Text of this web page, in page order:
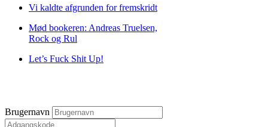
Vi kaldte afgrunden for fremskridt
Mød bookeren: Andreas Truelsen,
Rock og Rul
Let’s Fuck Shit Up!
Brugernavn